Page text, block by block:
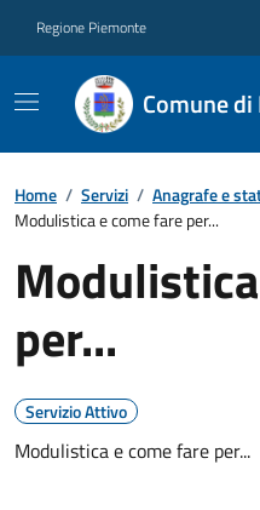
Regione Piemonte
Comune
Home / Servizi / Anagrafe e
Modulistica e come fare per...
per...
Servizio Attivo
Modulistica e come fare per...